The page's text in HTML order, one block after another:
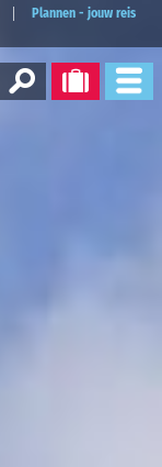
Plannen - jouw reis